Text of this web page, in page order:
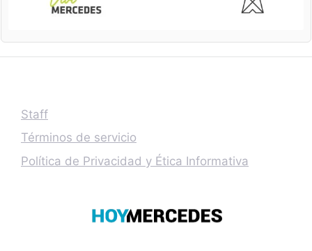
Staff
Términos de servicio
Política de Privacidad y Ética Informativa